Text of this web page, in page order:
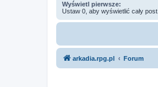
Wyświetl pierwsze:
Ustaw 0, aby wyświetlić cały post.
arkadia.rpg.pl Forum